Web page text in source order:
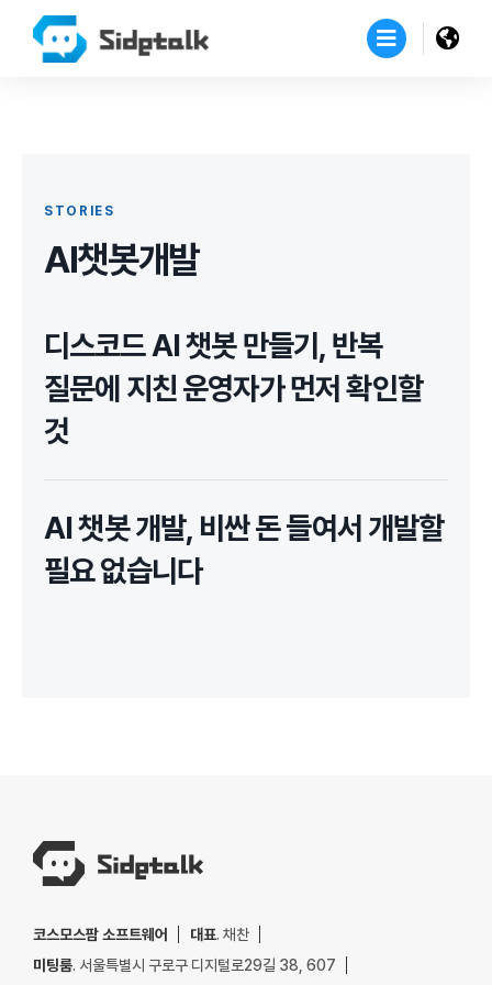
STORIES
AI챗봇개발
디스코드 AI 챗봇 만들기, 반복
질문에 지친 운영자가 먼저 확인할
것
AI 챗봇 개발, 비싼 돈 들여서 개발할
필요 없습니다
코스모스팜 소프트웨어 대표. 채찬
미팅룸. 서울특별시 구로구 디지털로29길 38, 607